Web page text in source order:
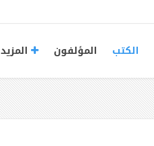
الكتب المؤلفون المزيد